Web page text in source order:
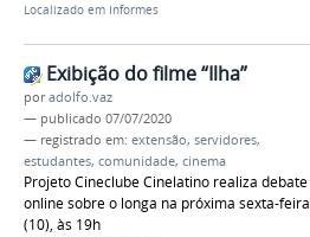
Localizado em Informes
Exibição do filme “Ilha”
poradolfo.vaz
— publicado 07/07/2020
— registrado em: extensão, servidores,
estudantes, comunidade, cinema
Projeto Cineclube Cinelatino realiza debate
online sobre o longa na próxima sexta-feira
(10), às 19h